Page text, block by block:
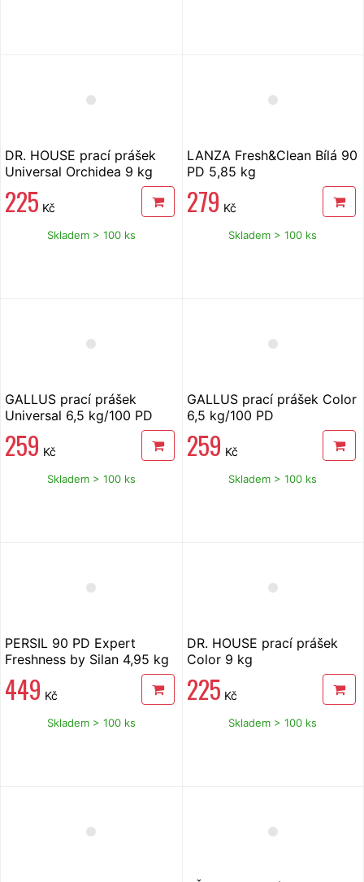
DR. HOUSE prací prášek
Universal Orchidea 9 kg
225 Kč
Skladem > 100 ks
LANZA Fresh&Clean Bílá 90
PD 5,85 kg
279 Kč
Skladem > 100 ks
GALLUS prací prášek
Universal 6,5 kg/100 PD
259 Kč
Skladem > 100 ks
GALLUS prací prášek Color
6,5 kg/100 PD
259 Kč
Skladem > 100 ks
PERSIL 90 PD Expert
Freshness by Silan 4,95 kg
449 Kč
Skladem > 100 ks
DR. HOUSE prací prášek
Color 9 kg
225 Kč
Skladem > 100 ks